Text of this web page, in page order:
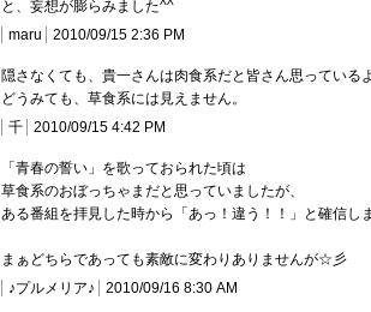
と、妄想が膨らみました^^
maru
2010/09/15 2:36 PM
隠さなくても、貴一さんは肉食系だと皆さん思っている
どうみても、草食系には見えません。
千
2010/09/15 4:42 PM
「青春の誓い」を歌っておられた頃は
草食系のおぼっちゃまだと思っていましたが、
ある番組を拝見した時から「あっ！違う！！」と確信し
まぁどちらであっても素敵に変わりありませんが☆彡
♪プルメリア♪
2010/09/16 8:30 AM